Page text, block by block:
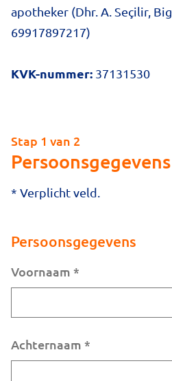
apotheker (Dhr. A. Seçilir,
69917897217)
KVK-nummer: 37131530
Stap 1 van 2
Persoonsgegevens
* Verplicht veld.
Persoonsgegevens
Voornaam *
Achternaam *